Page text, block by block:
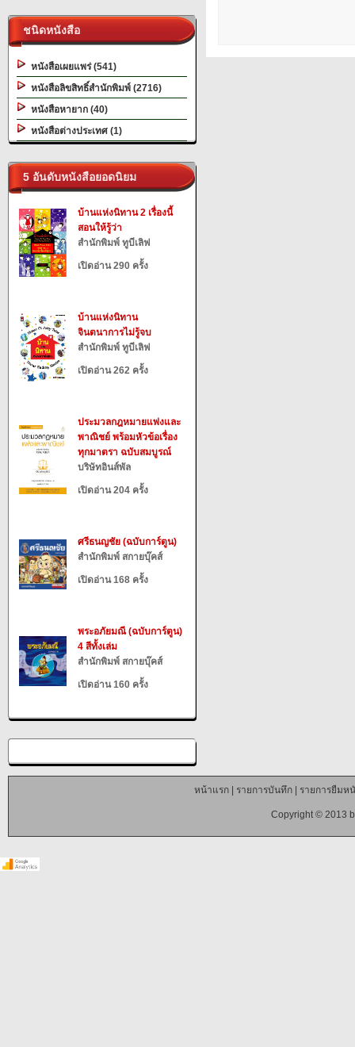
ชนิดหนังสือ
หนังสือเผยแพร่ (541)
หนังสือลิขสิทธิ์สำนักพิมพ์ (2716)
หนังสือหายาก (40)
หนังสือต่างประเทศ (1)
5 อันดับหนังสือยอดนิยม
บ้านแห่งนิทาน 2 เรื่องนี้
สอนให้รู้ว่า
สำนักพิมพ์ ทูบีเลิฟ
เปิดอ่าน 290 ครั้ง
บ้านแห่งนิทาน
จินตนาการไม่รู้จบ
สำนักพิมพ์ ทูบีเลิฟ
เปิดอ่าน 262 ครั้ง
ประมวลกฎหมายแพ่งและ
พาณิชย์ พร้อมหัวข้อเรื่อง
ทุกมาตรา ฉบับสมบูรณ์
บริษัทอินส์พัล
เปิดอ่าน 204 ครั้ง
ศรีธนญชัย (ฉบับการ์ตูน)
สำนักพิมพ์ สกายบุ๊คส์
เปิดอ่าน 168 ครั้ง
พระอภัยมณี (ฉบับการ์ตูน)
4 สีทั้งเล่ม
สำนักพิมพ์ สกายบุ๊คส์
เปิดอ่าน 160 ครั้ง
หน้าแรก| รายการบันทึก| รายการยืมห
Copyright © 2013